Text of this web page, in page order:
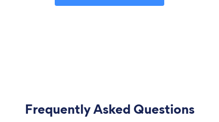
Frequently Asked Questions